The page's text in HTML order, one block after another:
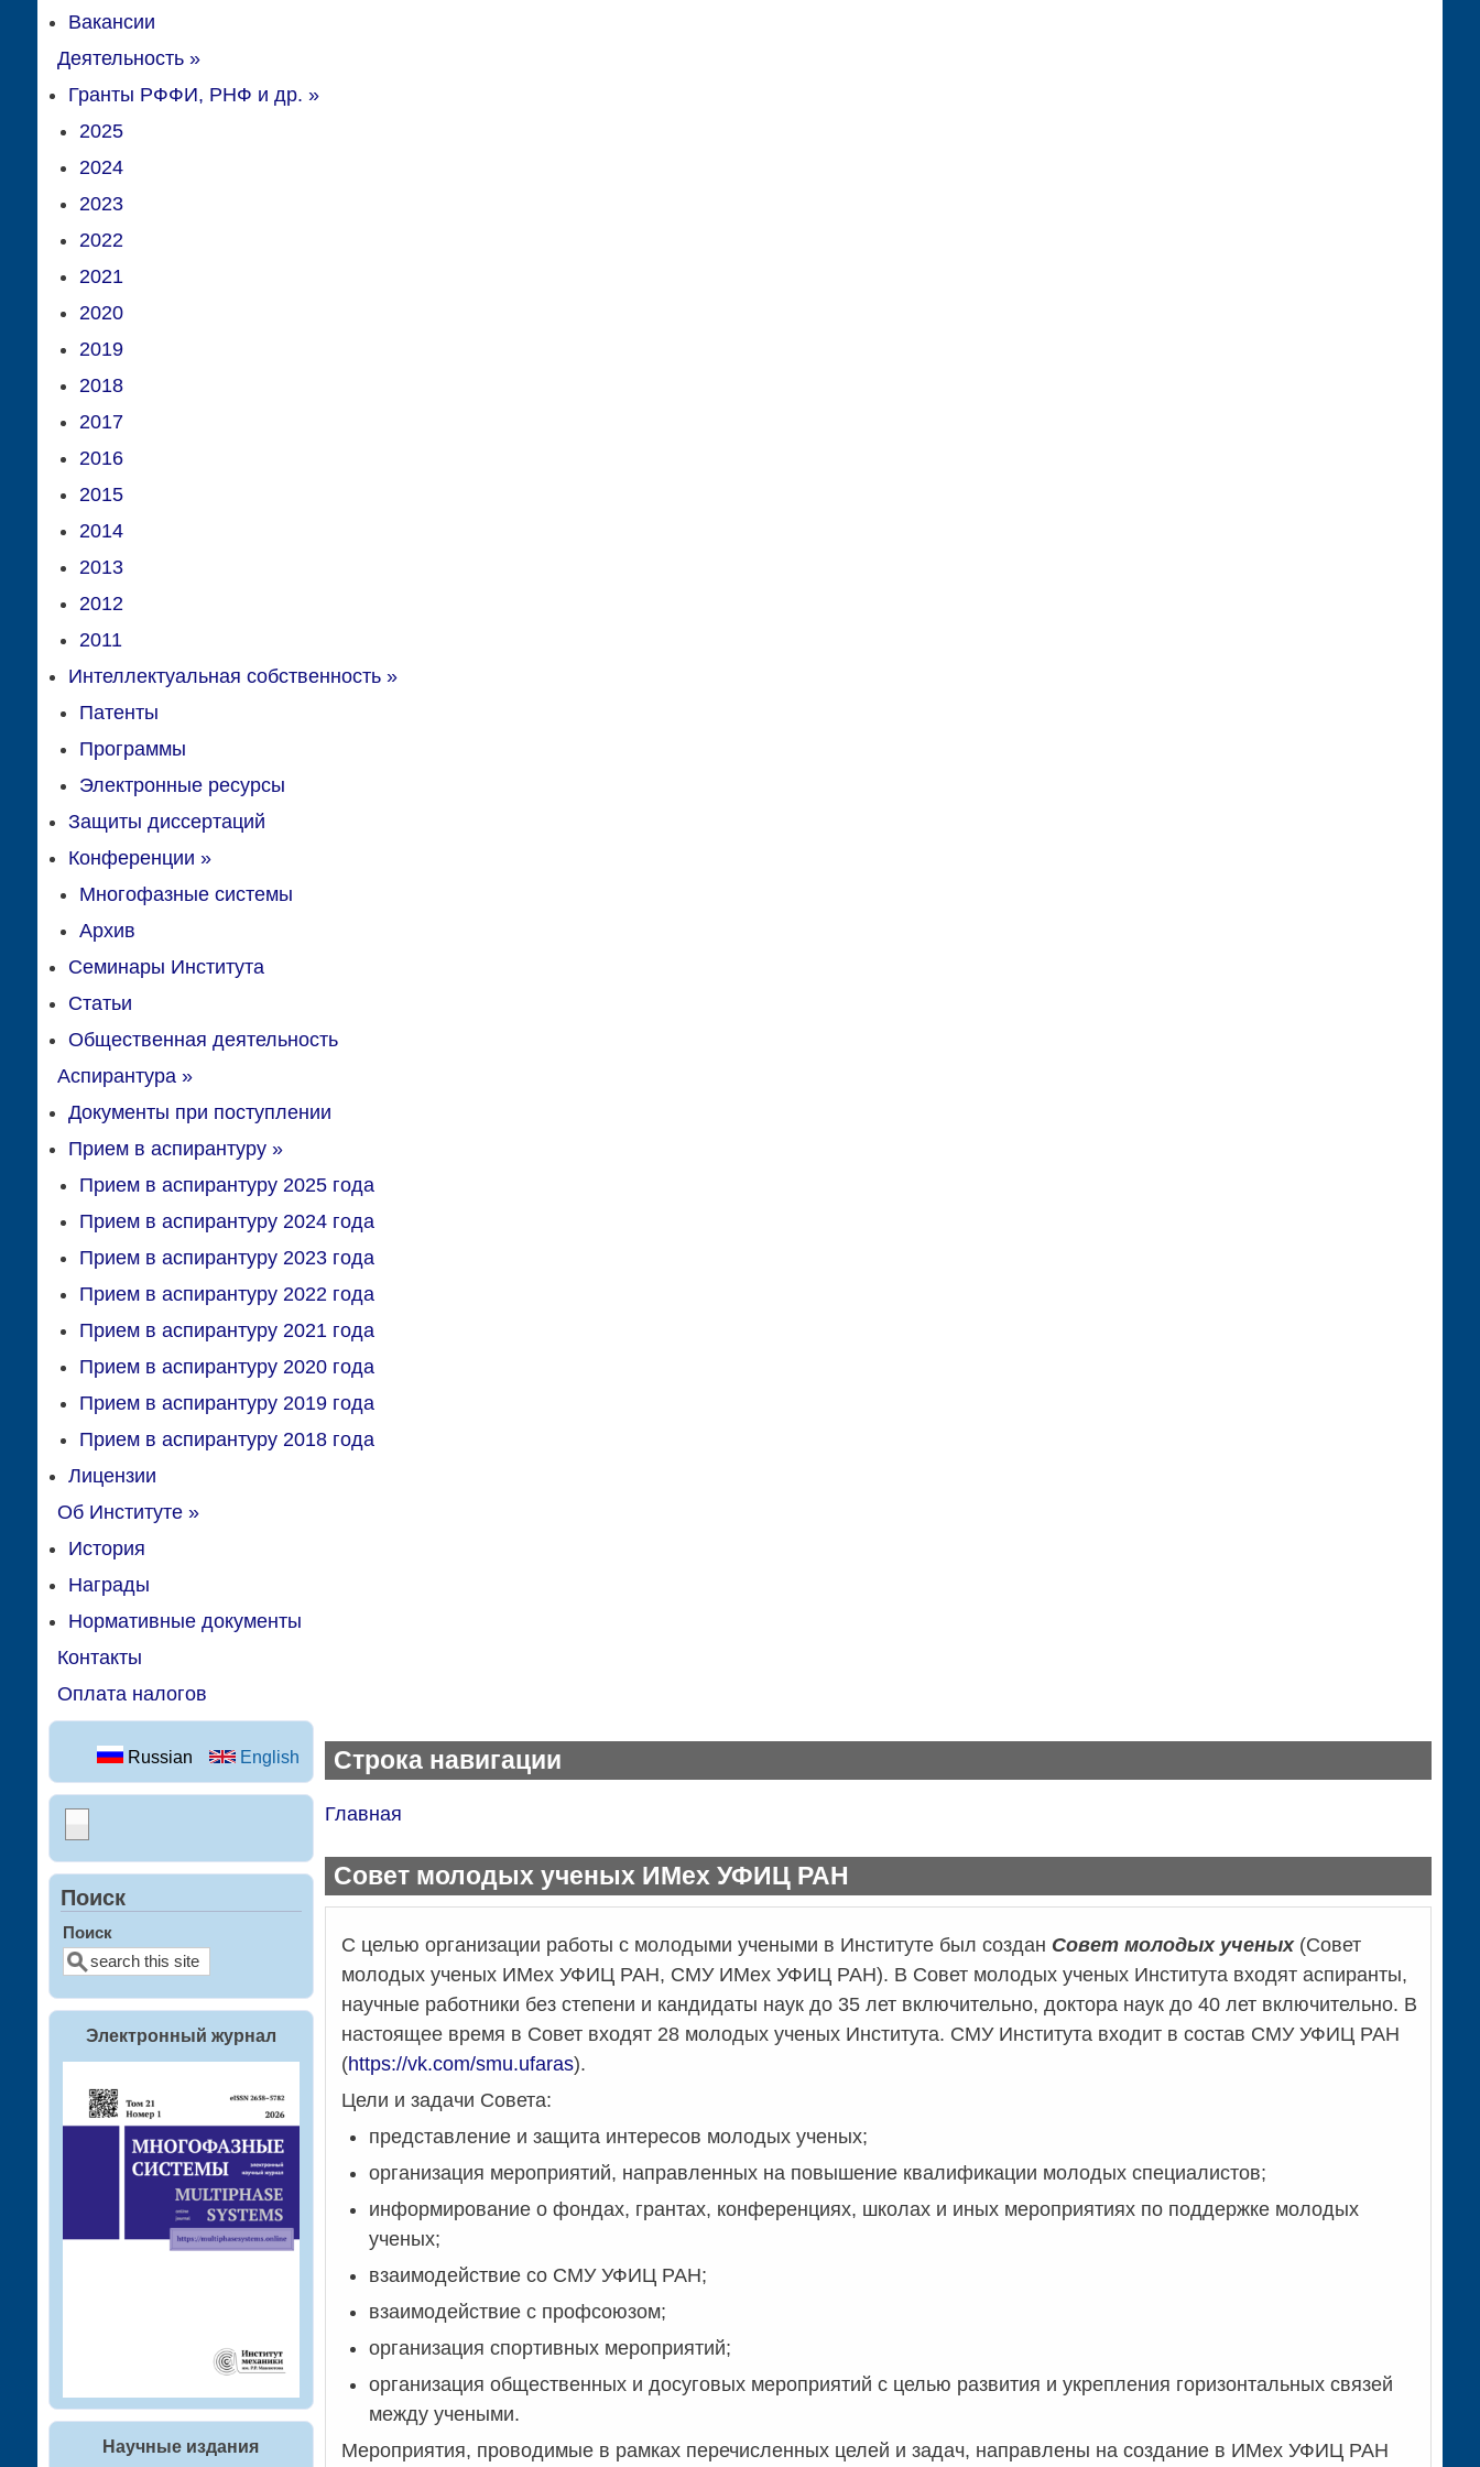
Вакансии
Деятельность»
Гранты РФФИ, РНФ и др. »
2025
2024
2023
2022
2021
2020
2019
2018
2017
2016
2015
2014
2013
2012
2011
Интеллектуальная собственность»
Патенты
Программы
Электронные ресурсы
Защиты диссертаций
Конференции »
Многофазные системы
Архив
Семинары Института
Статьи
Общественная деятельность
Аспирантура»
Документы при поступлении
Прием в аспирантуру»
Прием в аспирантуру 2025 года
Прием в аспирантуру 2024 года
Прием в аспирантуру 2023 года
Прием в аспирантуру 2022 года
Прием в аспирантуру 2021 года
Прием в аспирантуру 2020 года
Прием в аспирантуру 2019 года
Прием в аспирантуру 2018 года
Лицензии
Об Институте»
История
Награды
Нормативные документы
Контакты
Оплата налогов
Строка навигации
Главная
Совет молодых ученых ИМех УФИЦ РАН
С целью организации работы с молодыми учеными в Институте был создан Совет молодых ученых(Совет
молодых ученых ИМех УФИЦ РАН, СМУ ИМех УФИЦ РАН). В Совет молодых ученых Института входят аспиранты,
научные работники без степени и кандидаты наук до 35 лет включительно, доктора наук до 40 лет включительно. В
настоящее время в Совет входят 28 молодых ученых Института. СМУ Института входит в состав СМУ УФИЦ РАН
(https://vk.com/smu.ufaras).
Цели и задачи Совета:
представление и защита интересов молодых ученых;
организация мероприятий, направленных на повышение квалификации молодых специалистов;
информирование о фондах, грантах, конференциях, школах и иных мероприятиях по поддержке молодых
ученых;
взаимодействие со СМУ УФИЦ РАН;
взаимодействие с профсоюзом;
организация спортивных мероприятий;
организация общественных и досуговых мероприятий с целью развития и укрепления горизонтальных связей
между учеными.
Мероприятия, проводимые в рамках перечисленных целей и задач, направлены на создание в ИМех УФИЦ РАН
Russian English
Поиск
Поиск
Электронный журнал
Научные издания